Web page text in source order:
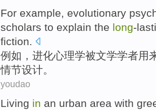
For example, evolutionary
scholars to explain the long-
fiction.
例如 ， 进化心理学被文学学者用
情节设计。
youdao
Living in an urban area with